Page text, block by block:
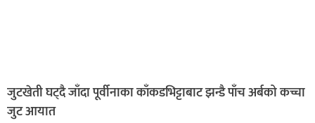
जुटखेती घट्दै जाँदा पूर्वीनाका काँकडभिट्टाबाट झन्डै पाँच अर्बको कच्चा
जुट आयात